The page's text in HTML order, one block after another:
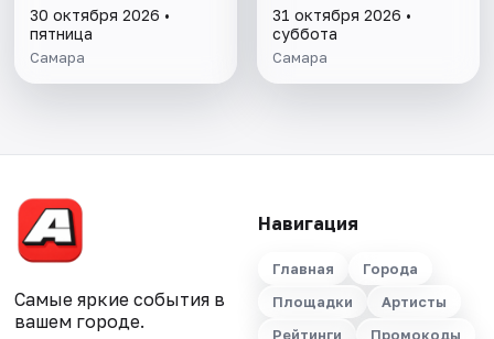
30 октября 2026 •
пятница
Самара
31 октября 2026 •
суббота
Самара
Самые яркие события в
вашем городе.
Навигация
Главная
Города
Площадки
Артисты
Рейтинги
Промокоды